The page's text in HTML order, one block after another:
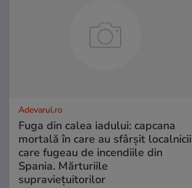
Adevarul.ro
Fuga din calea iadului: capcana
mortală în care au sfârșit localnicii
care fugeau de incendiile din
Spania. Mărturiile
supraviețuitorilor